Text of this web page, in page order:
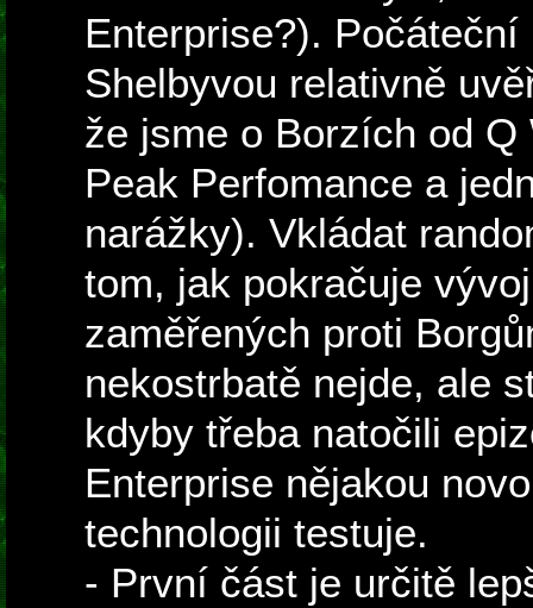
Enterprise?).
Shelbyvou relativně
že jsme o Borzích od
Peak Perfomance a
narážky). Vkládat
tom, jak pokračuje
zaměřených proti
nekostrbatě nejde, ale
kdyby třeba natočili
Enterprise nějakou
technologii testuje.
- První část je určitě